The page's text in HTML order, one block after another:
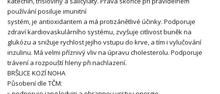
používání posiluje imunitní
systém, je antioxidantem a má protizánětlivé účinky. Podporuje
zdraví kardiovaskulárního systému, zvyšuje citlivost buněk na
glukózu a snižuje rychlost jejího vstupu do krve, a tím i vylučování
inzulinu. Má velmi příznivý vliv na úpravu cholesterolu. Podporuje
trávení a rozpouští hleny při nachlazení.
BRŠLICE KOZÍ NOHA
Působení dle TČM: